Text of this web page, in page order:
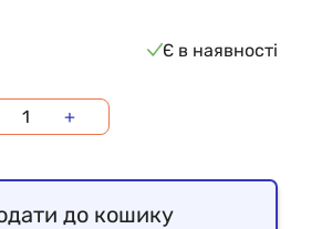
Є в наявності
+
до кошику